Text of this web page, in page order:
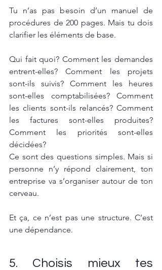
Tu n’as pas besoin d’un manuel de
procédures de 200 pages. Mais tu dois
clarifier les éléments de base.
Qui fait quoi? Comment les demandes
entrent-elles? Comment les projets
sont-ils suivis? Comment les heures
sont-elles comptabilisées? Comment
les clients sont-ils relancés? Comment
les factures sont-elles produites?
Comment les priorités sont-elles
décidées?
Ce sont des questions simples. Mais si
personne n’y répond clairement, ton
entreprise va s’organiser autour de ton
cerveau.
Et ça, ce n’est pas une structure. C’est
une dépendance.
5. Choisis mieux tes